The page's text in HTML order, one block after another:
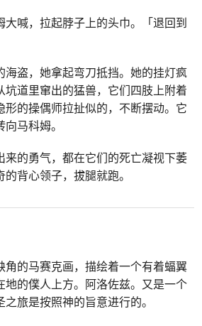
大喊，拉起脖子上的头巾。「退回到
海盗，她拿起弯刀抵挡。她的挂灯疯
坑道里窜出的猛兽，它们四肢上附着
形的操偶师拉扯似的，不断摆动。它
马科姆。
来的勇气，都在它们的死亡凝视下萎
背心领子，拔腿就跑。
角的马赛克画，描绘着一个有着蝠翼
地的僕人上方。阿洛佐兹。又是一个
旅是按照神的旨意进行的。